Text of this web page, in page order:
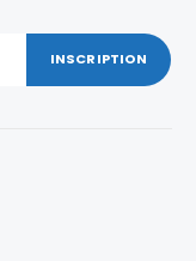
INSCRIPTION